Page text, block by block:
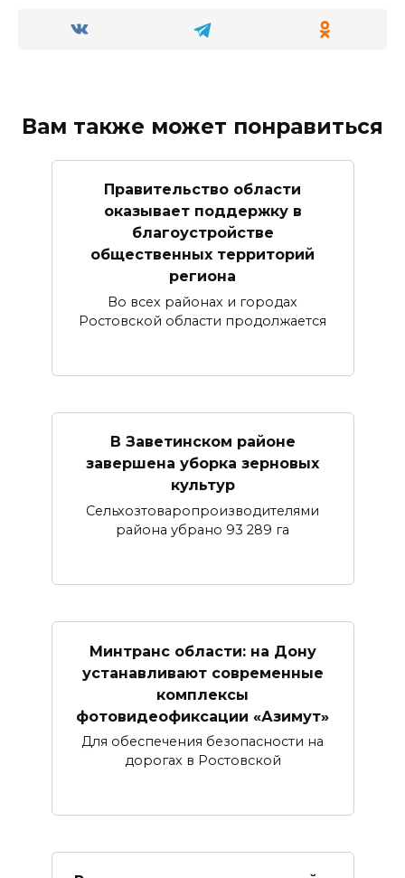
Вам также может понравиться
Правительство области
оказывает поддержку в
благоустройстве
общественных территорий
региона
Во всех районах и городах
Ростовской области продолжается
В Заветинском районе
завершена уборка зерновых
культур
Сельхозтоваропроизводителями
района убрано 93 289 га
Минтранс области: на Дону
устанавливают современные
комплексы
фотовидеофиксации «Азимут»
Для обеспечения безопасности на
дорогах в Ростовской